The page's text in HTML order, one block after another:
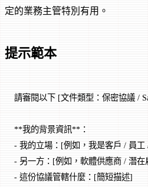
定的業務主管特別有用。
提示範本
請審閱以下 [文件類型：保密協議 /
**我的背景資訊**：
- 我的立場：[例如，我是客戶 / 員工
- 另一方：[例如，軟體供應商 / 潛在
- 這份協議管轄什麼：[簡短描述]